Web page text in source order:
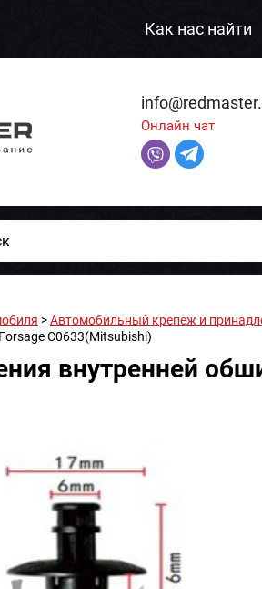
Как нас найти
Онлайн чат
>Автомобильный крепеж и
C0633(Mitsubishi)
внутренней